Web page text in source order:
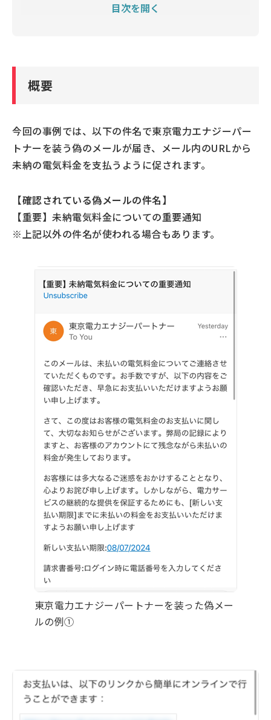
偽サイトにカード情報やアカウント情報などを入力
目次を開く
概要
今回の事例では、以下の件名で東京電力エナジーパー
トナーを装う偽のメールが届き、メール内のURLから
未納の電気料金を支払うように促されます。
【確認されている偽メールの件名】
【重要】未納電気料金についての重要通知
※上記以外の件名が使われる場合もあります。
東京電力エナジーパートナーを装った偽メー
ルの例①